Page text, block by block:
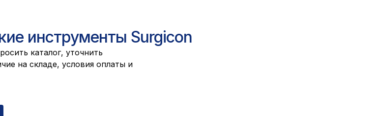
инструменты Surgicon
каталог, уточнить
на складе, условия оплаты и